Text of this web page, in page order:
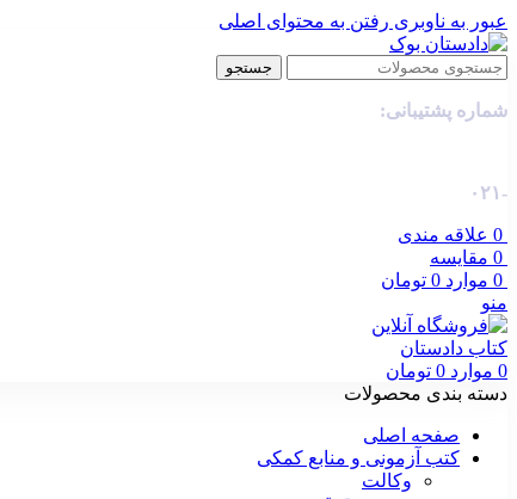
عبور به ناوبری رفتن به محتوای اصلی
جستجو
شماره پشتیبانی:
-۰۲۱
0 علاقه مندی
0 مقایسه
0 موارد 0 تومان
منو
0 موارد 0 تومان
دسته بندی محصولات
صفحه اصلی
کتب آزمونی و منابع کمکی
وکالت